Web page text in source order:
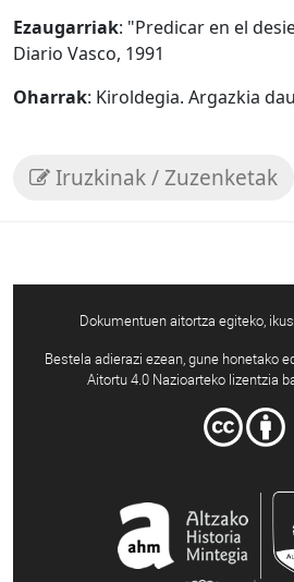
Ezaugarriak: "Predicar en el
Diario Vasco, 1991
Oharrak: Kiroldegia. Argazkia
Iruzkinak / Zuzenketak
Dokumentuen aitortza egiteko,
Bestela adierazi ezean, gune honetako
Aitortu 4.0 Nazioarteko lizentzia